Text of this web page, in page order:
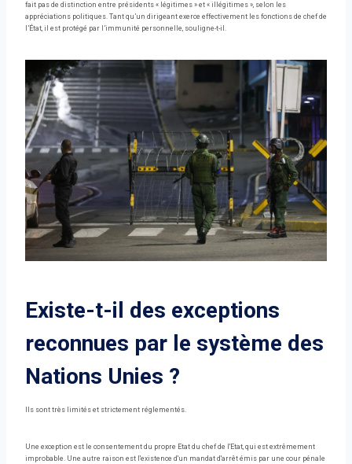
fait pas de distinction entre présidents « légitimes » et « illégitimes », selon les
appréciations politiques. Tant qu’un dirigeant exerce effectivement les fonctions de chef de
l’État, il est protégé par l’immunité personnelle, souligne-t-il.
Existe-t-il des exceptions
reconnues par le système des
Nations Unies ?
Ils sont très limités et strictement réglementés.
Une exception est le consentement du propre Etat du chef de l'Etat, qui est extrêmement
improbable. Une autre raison est l'existence d'un mandat d'arrêt émis par une cour pénale